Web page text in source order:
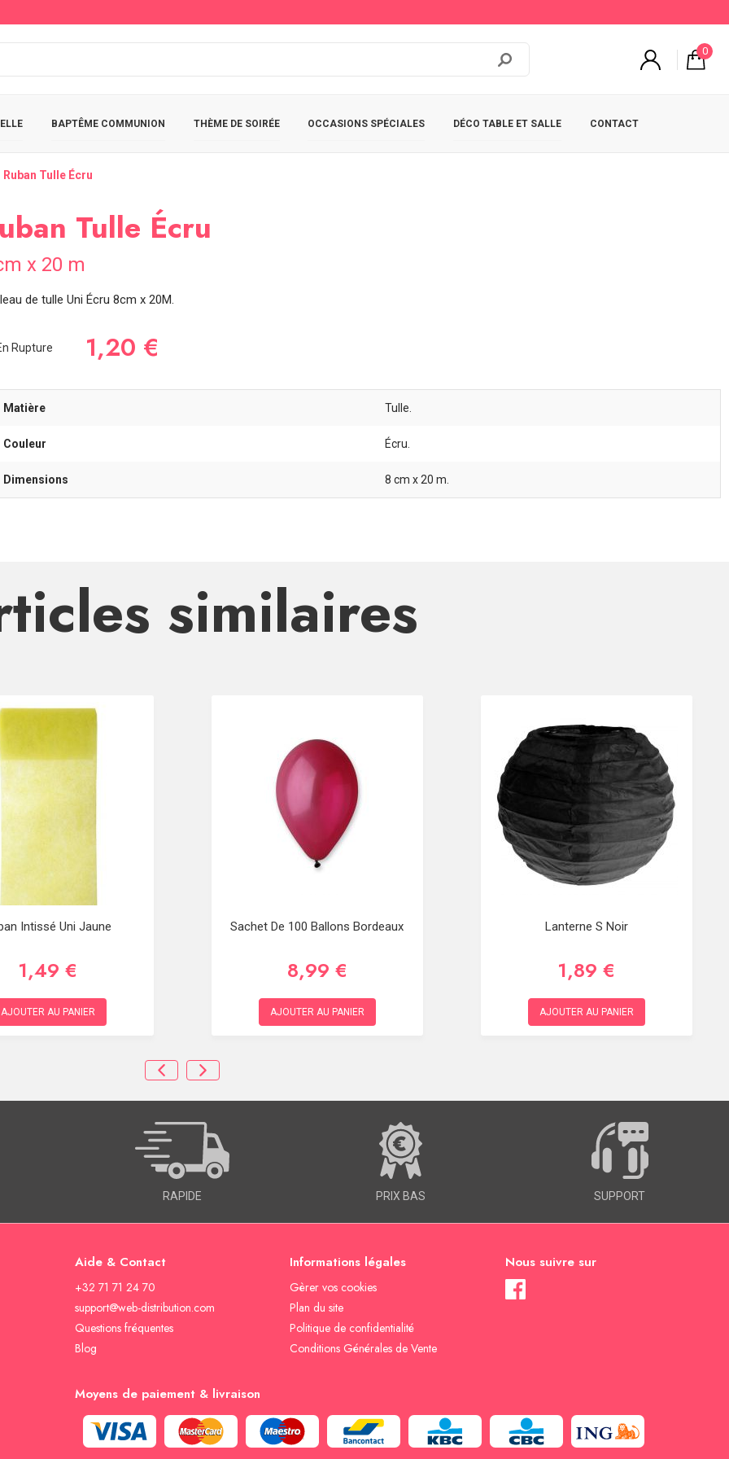
0
BAPTÊME COMMUNION THÈME DE SOIRÉE OCCASIONS SPÉCIALES DÉCO TABLE ET SALLE CONTACT
Ruban Tulle Écru
Tulle Écru
x 20 m
de tulle Uni Écru 8cm x 20M.
Rupture 1,20 €
Matière Tulle.
Couleur Écru.
Dimensions 8 cm x 20 m.
similaires
Intissé Uni Jaune
1,49 €
AJOUTER AU PANIER
Sachet De 100 Ballons Bordeaux
8,99 €
AJOUTER AU PANIER
Lanterne S Noir
1,89 €
AJOUTER AU PANIER
RAPIDE PRIX BAS SUPPORT
Aide & Contact
+32 71 71 24 70
support@web-distribution.com
Questions fréquentes
Blog
Informations légales
Gèrer vos cookies
Plan du site
Politique de confidentialité
Conditions Générales de Vente
Nous suivre sur
Moyens de paiement & livraison